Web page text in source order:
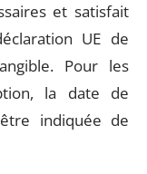
et satisfait
UE de
Pour les
la date de
indiquée de